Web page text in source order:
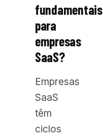
fundamentais
para
empresas
SaaS?
Empresas
SaaS
têm
ciclos